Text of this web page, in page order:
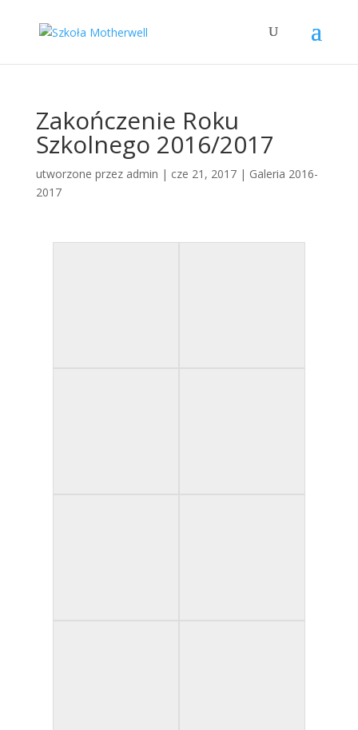
Zakończenie Roku
Szkolnego 2016/2017
utworzone przez admin | cze 21, 2017| Galeria 2016-
2017